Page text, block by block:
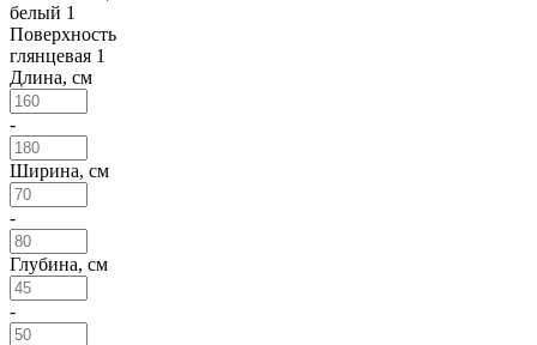
белый 1
Поверхность
глянцевая 1
Длина, см
-
Ширина, см
-
Глубина, см
-